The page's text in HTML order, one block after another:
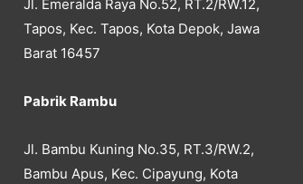
Jl. Emeralda Raya No.52, RT.2/RW.12,
Tapos, Kec. Tapos, Kota Depok, Jawa
Barat 16457
Pabrik Rambu
Jl. Bambu Kuning No.35, RT.3/RW.2,
Bambu Apus, Kec. Cipayung, Kota